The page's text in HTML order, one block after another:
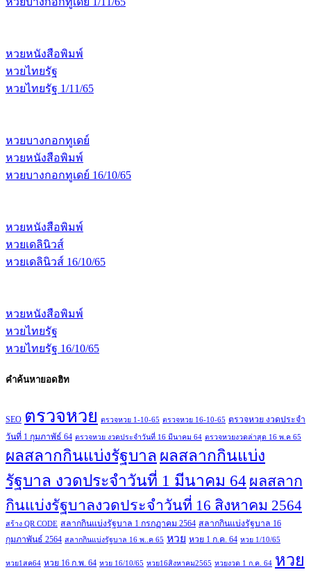
หวยหนังสือพิมพ์
หวยไทยรัฐ
หวยไทยรัฐ 1/11/65
หวยบางกอกทูเดย์
หวยหนังสือพิมพ์
หวยบางกอกทูเดย์ 16/10/65
หวยหนังสือพิมพ์
หวยเดลินิวส์
หวยเดลินิวส์ 16/10/65
หวยหนังสือพิมพ์
หวยไทยรัฐ
หวยไทยรัฐ 16/10/65
คำค้นหายอดฮิท
SEO ตรวจหวย ตรวจหวย 1-10-65 ตรวจหวย 16-10-65 ตรวจหวย งวดประจำ
วันที่ 1 กุมภาพัธ์ 64 ตรวจหวย งวดประจำวันที่ 16 มีนาคม 64 ตรวจหวยงวดล่าสุด 16 พ.ค 65
ผลสลากกินแบ่งรัฐบาล ผลสลากกินแบ่ง
รัฐบาล งวดประจำวันที่ 1 มีนาคม 64 ผลสลาก
กินแบ่งรัฐบาลงวดประจำวันที่ 16 สิงหาคม 2564
สร้าง QR CODE สลากกินแบ่งรัฐบาล 1 กรกฏาคม 2564 สลากกินแบ่งรัฐบาล 16
กุมภาพันธ์ 2564 สลากกินแบ่งรัฐบาล 16 พ..ค 65 หวย หวย 1 ก.ค. 64 หวย 1/10/65
หวย1สค64 หวย 16 ก.พ. 64 หวย 16/10/65 หวย16สิงหาคม2565 หวยงวด 1 ก.ค. 64 หวย